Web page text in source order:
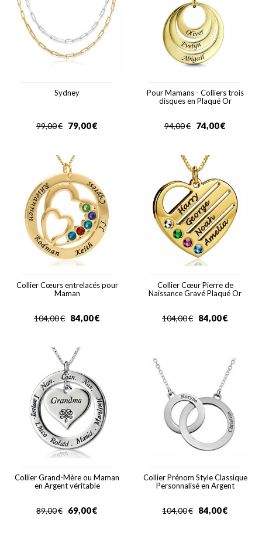
Sydney
€
99,00 €
79,00
Pour Mamans - Colliers trois
disques en Plaqué Or
€
94,00 €
74,00
Collier Cœurs entrelacés pour
Maman
€
104,00 €
84,00
Collier Cœur Pierre de
Naissance Gravé Plaqué Or
€
104,00 €
84,00
Collier Grand-Mère ou Maman
en Argent véritable
€
89,00 €
69,00
Collier Prénom Style Classique
Personnalisé en Argent
€
104,00 €
84,00